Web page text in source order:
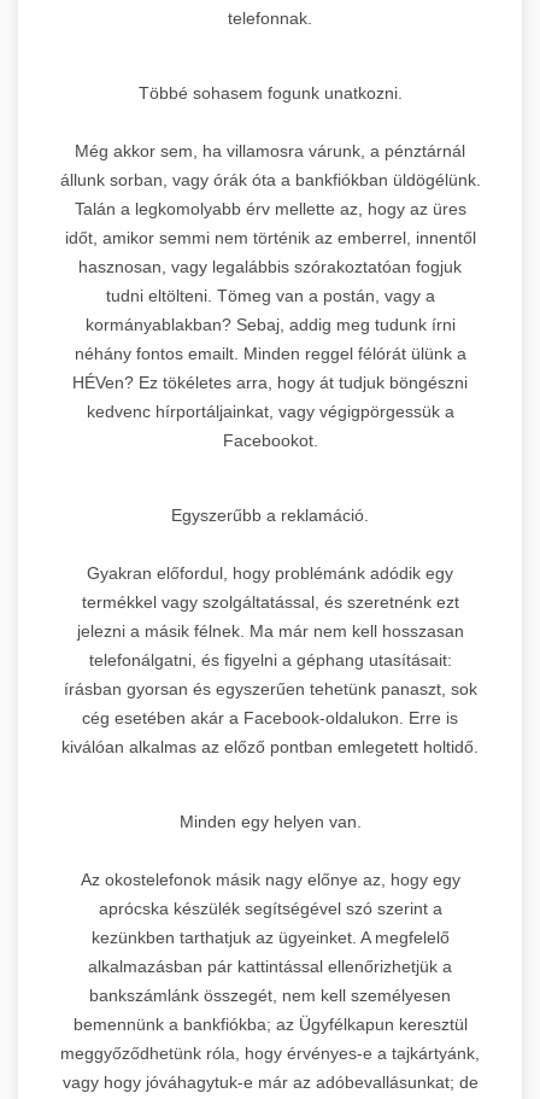
telefonnak.
Többé sohasem fogunk unatkozni.
Még akkor sem, ha villamosra várunk, a pénztárnál
állunk sorban, vagy órák óta a bankfiókban üldögélünk.
Talán a legkomolyabb érv mellette az, hogy az üres
időt, amikor semmi nem történik az emberrel, innentől
hasznosan, vagy legalábbis szórakoztatóan fogjuk
tudni eltölteni. Tömeg van a postán, vagy a
kormányablakban? Sebaj, addig meg tudunk írni
néhány fontos emailt. Minden reggel félórát ülünk a
HÉVen? Ez tökéletes arra, hogy át tudjuk böngészni
kedvenc hírportáljainkat, vagy végigpörgessük a
Facebookot.
Egyszerűbb a reklamáció.
Gyakran előfordul, hogy problémánk adódik egy
termékkel vagy szolgáltatással, és szeretnénk ezt
jelezni a másik félnek. Ma már nem kell hosszasan
telefonálgatni, és figyelni a géphang utasításait:
írásban gyorsan és egyszerűen tehetünk panaszt, sok
cég esetében akár a Facebook-oldalukon. Erre is
kiválóan alkalmas az előző pontban emlegetett holtidő.
Minden egy helyen van.
Az okostelefonok másik nagy előnye az, hogy egy
aprócska készülék segítségével szó szerint a
kezünkben tarthatjuk az ügyeinket. A megfelelő
alkalmazásban pár kattintással ellenőrizhetjük a
bankszámlánk összegét, nem kell személyesen
bemennünk a bankfiókba; az Ügyfélkapun keresztül
meggyőződhetünk róla, hogy érvényes-e a tajkártyánk,
vagy hogy jóváhagytuk-e már az adóbevallásunkat; de